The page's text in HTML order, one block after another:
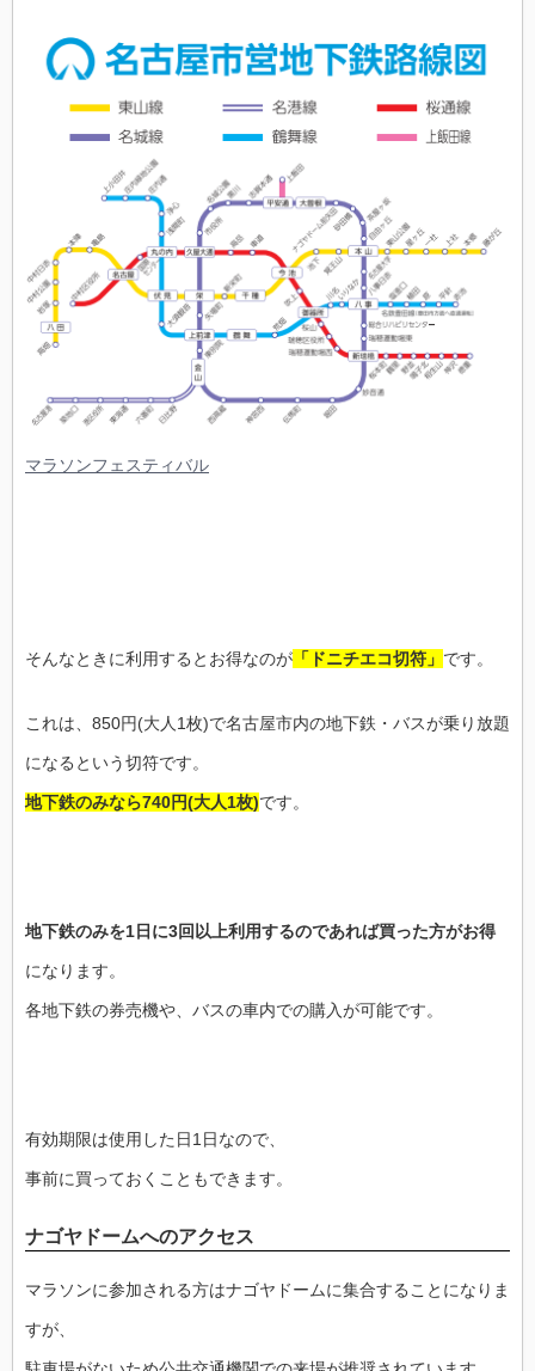
マラソンフェスティバル
そんなときに利用するとお得なのが 「ドニチエコ切符」 です。
これは、850円(大人1枚)で名古屋市内の地下鉄・バスが乗り放題
になるという切符です。
地下鉄のみなら740円(大人1枚)です。
地下鉄のみを1日に3回以上利用するのであれば買った方がお得
になります。
各地下鉄の券売機や、バスの車内での購入が可能です。
有効期限は使用した日1日なので、
事前に買っておくこともできます。
ナゴヤドームへのアクセス
マラソンに参加される方はナゴヤドームに集合することになりま
すが、